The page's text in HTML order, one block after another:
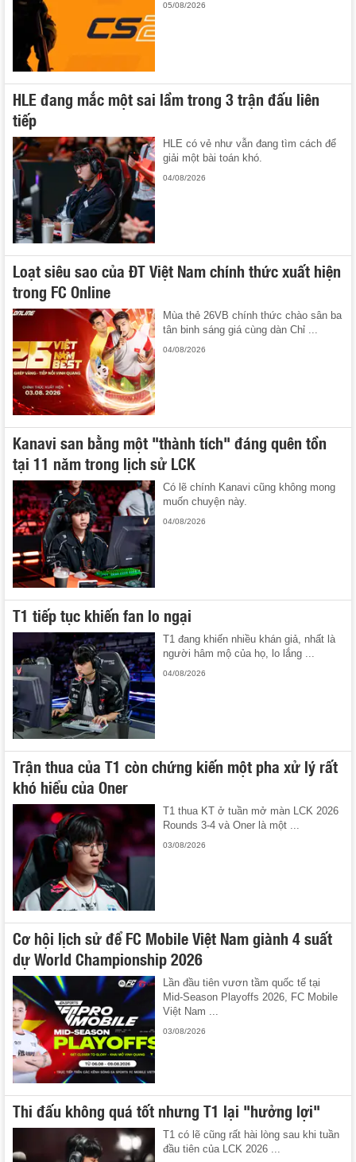
05/08/2026
HLE đang mắc một sai lầm trong 3 trận đấu liên
tiếp
HLE có vẻ như vẫn đang tìm cách để
giải một bài toán khó.
04/08/2026
Loạt siêu sao của ĐT Việt Nam chính thức xuất hiện
trong FC Online
Mùa thẻ 26VB chính thức chào sân ba
tân binh sáng giá cùng dàn Chỉ ...
04/08/2026
Kanavi san bằng một "thành tích" đáng quên tồn
tại 11 năm trong lịch sử LCK
Có lẽ chính Kanavi cũng không mong
muốn chuyện này.
04/08/2026
T1 tiếp tục khiến fan lo ngại
T1 đang khiến nhiều khán giả, nhất là
người hâm mộ của họ, lo lắng ...
04/08/2026
Trận thua của T1 còn chứng kiến một pha xử lý rất
khó hiểu của Oner
T1 thua KT ở tuần mở màn LCK 2026
Rounds 3-4 và Oner là một ...
03/08/2026
Cơ hội lịch sử để FC Mobile Việt Nam giành 4 suất
dự World Championship 2026
Lần đầu tiên vươn tầm quốc tế tại
Mid-Season Playoffs 2026, FC Mobile
Việt Nam ...
03/08/2026
Thi đấu không quá tốt nhưng T1 lại "hưởng lợi"
T1 có lẽ cũng rất hài lòng sau khi tuần
đầu tiên của LCK 2026 ...